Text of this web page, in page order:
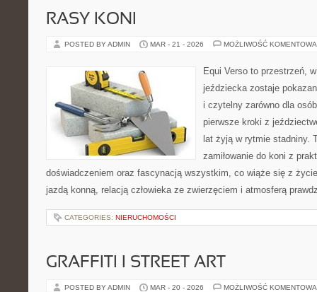
RASY KONI
POSTED BY ADMIN MAR - 21 - 2026 MOŻLIWOŚĆ
Equi Verso to przestrzeń,
jeździecka zostaje
i czytelny zarówno dla
pierwsze kroki z
lat żyją w rytmie stadniny.
zamiłowanie do koni z
doświadczeniem oraz fascynacją wszystkim, co wiąże się z
jazdą konną, relacją człowieka ze zwierzęciem i atmosferą
CATEGORIES: NIERUCHOMOŚCI
GRAFFITI I STREET ART
POSTED BY ADMIN MAR - 20 - 2026 MOŻLIWOŚĆ